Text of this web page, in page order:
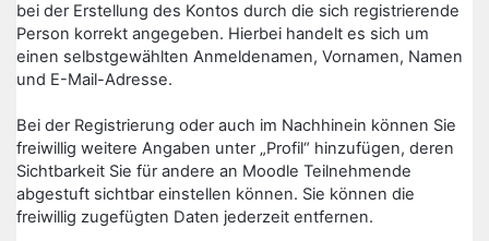
bei der Erstellung des Kontos durch die sich registrierende
Person korrekt angegeben. Hierbei handelt es sich um
einen selbstgewählten Anmeldenamen, Vornamen, Namen
und E-Mail-Adresse.
Bei der Registrierung oder auch im Nachhinein können Sie
freiwillig weitere Angaben unter „Profil“ hinzufügen, deren
Sichtbarkeit Sie für andere an Moodle Teilnehmende
abgestuft sichtbar einstellen können. Sie können die
freiwillig zugefügten Daten jederzeit entfernen.